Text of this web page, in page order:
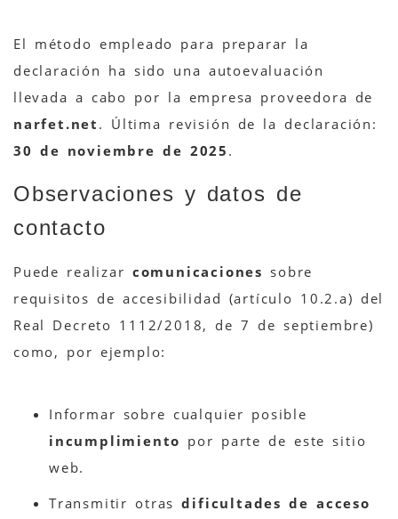
El método empleado para preparar la
declaración ha sido una autoevaluación
llevada a cabo por la empresa proveedora de
narfet.net . Última revisión de la declaración:
30 de noviembre de 2025 .
Observaciones y datos de
contacto
Puede realizar comunicaciones sobre
requisitos de accesibilidad (artículo 10.2.a) del
Real Decreto 1112/2018, de 7 de septiembre)
como, por ejemplo:
Informar sobre cualquier posible
incumplimiento por parte de este sitio
web.
Transmitir otrasdificultades de acceso